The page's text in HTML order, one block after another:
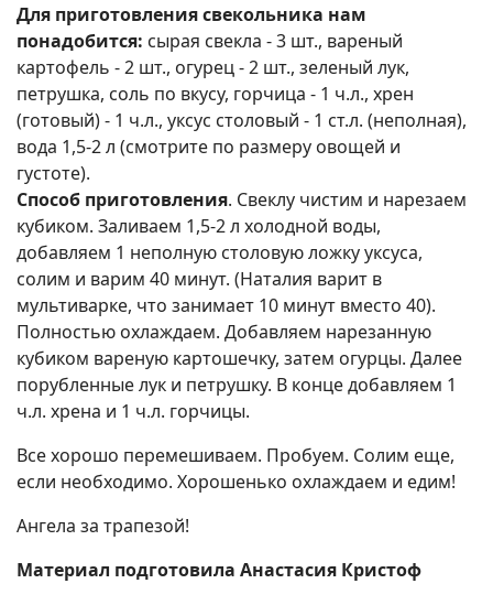
Для приготовления свекольника нам
понадобится: сырая свекла - 3 шт., вареный
картофель - 2 шт., огурец - 2 шт., зеленый лук,
петрушка, соль по вкусу, горчица - 1 ч.л., хрен
(готовый) - 1 ч.л., уксус столовый - 1 ст.л. (неполная),
вода 1,5-2 л (смотрите по размеру овощей и
густоте).
Способ приготовления. Свеклу чистим и нарезаем
кубиком. Заливаем 1,5-2 л холодной воды,
добавляем 1 неполную столовую ложку уксуса,
солим и варим 40 минут. (Наталия варит в
мультиварке, что занимает 10 минут вместо 40).
Полностью охлаждаем. Добавляем нарезанную
кубиком вареную картошечку, затем огурцы. Далее
порубленные лук и петрушку. В конце добавляем 1
ч.л. хрена и 1 ч.л. горчицы.
Все хорошо перемешиваем. Пробуем. Солим еще,
если необходимо. Хорошенько охлаждаем и едим!
Ангела за трапезой!
Материал подготовила Анастасия Кристоф